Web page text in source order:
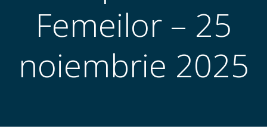
Femeilor – 25
noiembrie 2025